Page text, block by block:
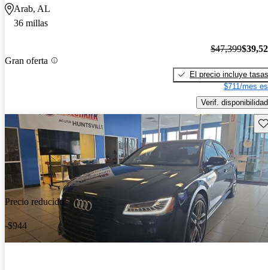
Arab, AL
36 millas
Gran oferta
$47,399
El precio incluye tasas
$711/mes
Verif. disponibilidad
Precio reducido
-$944